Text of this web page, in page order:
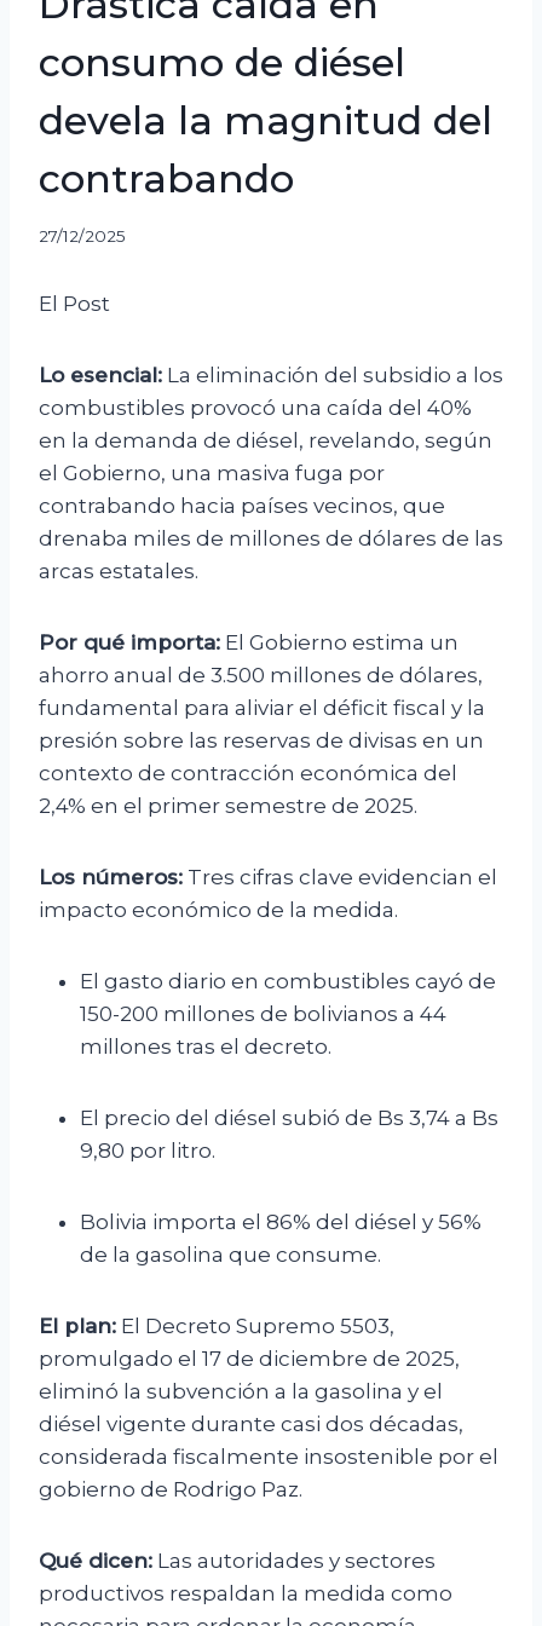
consumo de diésel
devela la magnitud del
contrabando
27/12/2025
El Post
Lo esencial: La eliminación del subsidio a los
combustibles provocó una caída del 40%
en la demanda de diésel, revelando, según
el Gobierno, una masiva fuga por
contrabando hacia países vecinos, que
drenaba miles de millones de dólares de las
arcas estatales.
Por qué importa: El Gobierno estima un
ahorro anual de 3.500 millones de dólares,
fundamental para aliviar el déficit fiscal y la
presión sobre las reservas de divisas en un
contexto de contracción económica del
2,4% en el primer semestre de 2025.
Los números: Tres cifras clave evidencian el
impacto económico de la medida.
El gasto diario en combustibles cayó de
150-200 millones de bolivianos a 44
millones tras el decreto.
El precio del diésel subió de Bs 3,74 a Bs
9,80 por litro.
Bolivia importa el 86% del diésel y 56%
de la gasolina que consume.
El plan: El Decreto Supremo 5503,
promulgado el 17 de diciembre de 2025,
eliminó la subvención a la gasolina y el
diésel vigente durante casi dos décadas,
considerada fiscalmente insostenible por el
gobierno de Rodrigo Paz.
Qué dicen: Las autoridades y sectores
productivos respaldan la medida como